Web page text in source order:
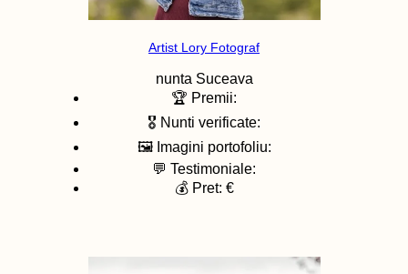
Artist Lory Fotograf
nunta Suceava
🏆 Premii:
🎖️ Nunti verificate:
🖼️ Imagini portofoliu:
💬 Testimoniale:
💰 Pret: €